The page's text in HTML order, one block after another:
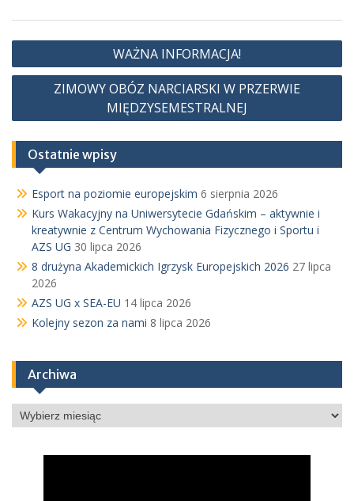
Nawigacja
wpisu
WAŻNA INFORMACJA!
ZIMOWY OBÓZ NARCIARSKI W PRZERWIE
MIĘDZYSEMESTRALNEJ
Ostatnie wpisy
Esport na poziomie europejskim 6 sierpnia 2026
Kurs Wakacyjny na Uniwersytecie Gdańskim – aktywnie i
kreatywnie z Centrum Wychowania Fizycznego i Sportu i
AZS UG 30 lipca 2026
8 drużyna Akademickich Igrzysk Europejskich 2026 27 lipca
2026
AZS UG x SEA-EU 14 lipca 2026
Kolejny sezon za nami 8 lipca 2026
Archiwa
Archiwa